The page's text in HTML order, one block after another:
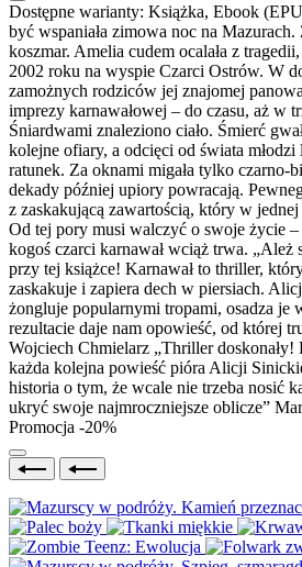
Dostępne warianty: Książka, Ebook
być wspaniała zimowa noc na Mazurach.
koszmar. Amelia cudem ocalała z
2002 roku na wyspie Czarci Ostrów. W
zamożnych rodziców jej znajomej
imprezy karnawałowej – do czasu, aż w
Śniardwami znaleziono ciało. Śmierć
kolejne ofiary, a odcięci od świata młodzi
ratunek. Za oknami migała tylko czarno-
dekady później upiory powracają.
z zaskakującą zawartością, który w
Od tej pory musi walczyć o swoje życie
kogoś czarci karnawał wciąż trwa. „Ależ
przy tej książce! Karnawał to thriller,
zaskakuje i zapiera dech w piersiach.
żongluje popularnymi tropami, osadza je
rezultacie daje nam opowieść, od której
Wojciech Chmielarz „Thriller doskonały!
każda kolejna powieść pióra Alicji
historia o tym, że wcale nie trzeba nosić
ukryć swoje najmroczniejsze oblicze”
Promocja -20%